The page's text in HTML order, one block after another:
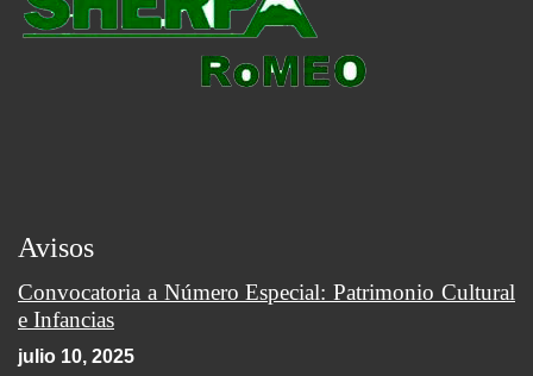
Avisos
Convocatoria a Número Especial: Patrimonio Cultural
e Infancias
julio 10, 2025